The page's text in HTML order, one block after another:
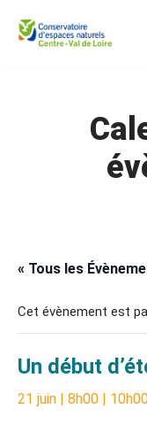
Aller
« Tous les
Cet évènement est
Un début
21 juin | 8h00 |